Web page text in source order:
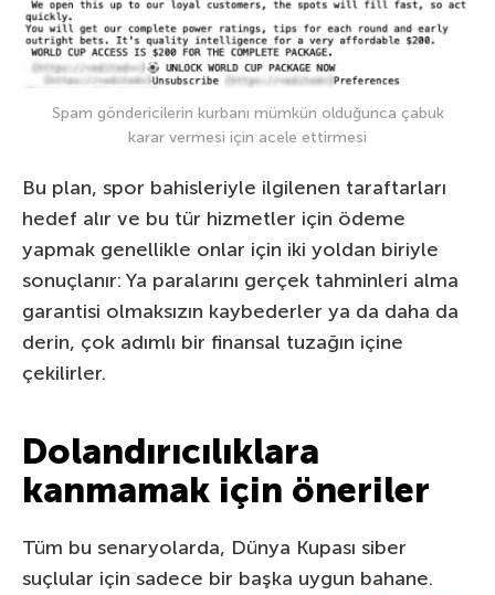
Spam göndericilerin kurbanı mümkün olduğunca çabuk
karar vermesi için acele ettirmesi
Bu plan, spor bahisleriyle ilgilenen taraftarları
hedef alır ve bu tür hizmetler için ödeme
yapmak genellikle onlar için iki yoldan biriyle
sonuçlanır: Ya paralarını gerçek tahminleri alma
garantisi olmaksızın kaybederler ya da daha da
derin, çok adımlı bir finansal tuzağın içine
çekilirler.
Dolandırıcılıklara
kanmamak için öneriler
Tüm bu senaryolarda, Dünya Kupası siber
suçlular için sadece bir başka uygun bahane.